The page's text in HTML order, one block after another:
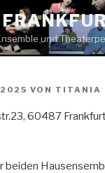
und
VON TITANIA
60487
beiden